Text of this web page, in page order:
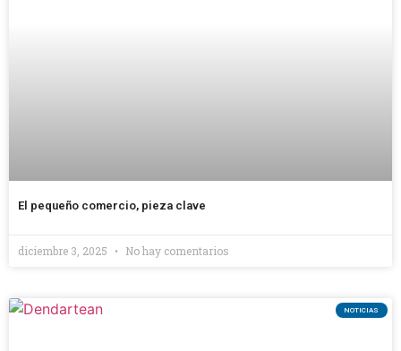
El pequeño comercio, pieza clave
diciembre 3, 2025 No hay comentarios
NOTICIAS